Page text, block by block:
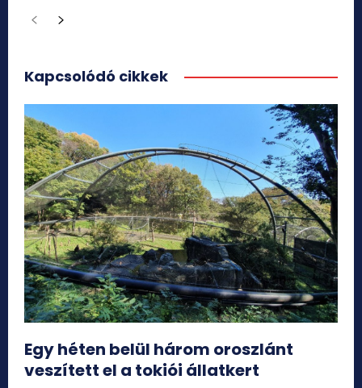
Kapcsolódó cikkek
Egy héten belül három oroszlánt
veszített el a tokiói állatkert